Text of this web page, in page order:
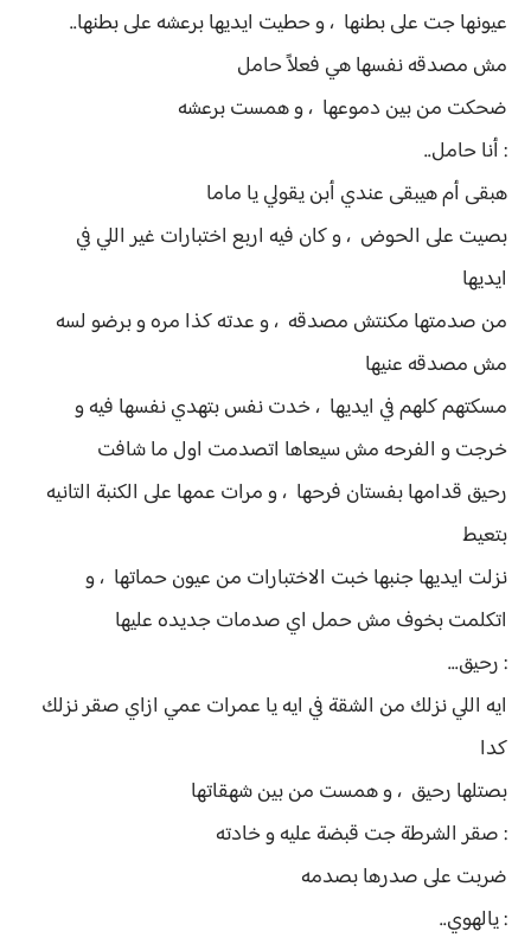
عيونها جت على بطنها ، و حطيت ايديها برعشه على بطنها..
مش مصدقه نفسها هي فعلاً حامل
ضحكت من بين دموعها ، و همست برعشه
: أنا حامل..
هبقى أم هيبقى عندي أبن يقولي يا ماما
بصيت على الحوض ، و كان فيه اربع اختبارات غير اللي في
ايديها
من صدمتها مكنتش مصدقه ، و عدته كذا مره و برضو لسه
مش مصدقه عنيها
مسكتهم كلهم في ايديها ، خدت نفس بتهدي نفسها فيه و
خرجت و الفرحه مش سيعاها اتصدمت اول ما شافت
رحيق قدامها بفستان فرحها ، و مرات عمها على الكنبة التانيه
بتعيط
نزلت ايديها جنبها خبت الاختبارات من عيون حماتها ، و
اتكلمت بخوف مش حمل اي صدمات جديده عليها
: رحيق...
ايه اللي نزلك من الشقة في ايه يا عمرات عمي ازاي صقر نزلك
كدا
بصتلها رحيق ، و همست من بين شهقاتها
: صقر الشرطة جت قبضة عليه و خادته
ضربت على صدرها بصدمه
: يالهوي..